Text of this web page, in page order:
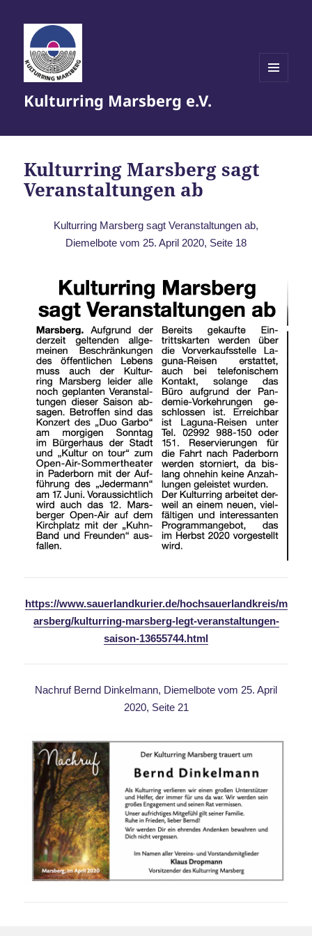
Kulturring Marsberg e.V.
Kulturring Marsberg sagt
Veranstaltungen ab
Kulturring Marsberg sagt Veranstaltungen ab,
Diemelbote vom 25. April 2020, Seite 18
https://www.sauerlandkurier.de/hochsauerlandkreis/m
arsberg/kulturring-marsberg-legt-veranstaltungen-
saison-13655744.html
Nachruf Bernd Dinkelmann, Diemelbote vom 25. April
2020, Seite 21